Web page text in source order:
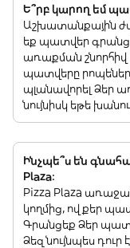
Ե՞րբ կարող եմ
Աշխատանքային
եք պատվեր
առաքման շնորհիվ
պատվերը
պլանավորել Ձեր
նույնիսկ եթե
Ինչպե՞ս են
Plaza:
Pizza Plaza
կողմից, ովքեր
Գրանցեք Ձեր
Ձեզ նույնպես դուր